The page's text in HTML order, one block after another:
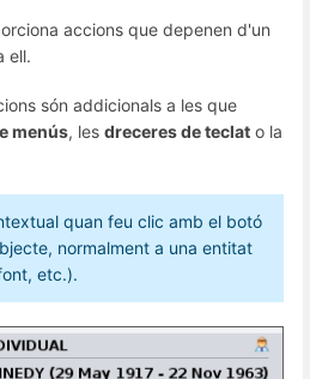
accions que depenen d'un
ell.
són addicionals a les que
menús, les dreceres de teclat o la
quan feu clic amb el botó
normalment a una entitat
etc.).